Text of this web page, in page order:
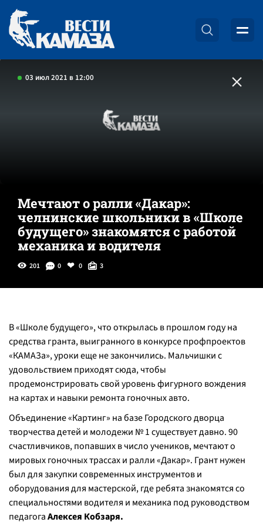
03 июл 2021 в 12:00
Мечтают о ралли «Дакар»:
челнинские школьники в «Школе
будущего» знакомятся с работой
механика и водителя
201 0 0 3
В «Школе будущего», что открылась в прошлом году на
средства гранта, выигранного в конкурсе профпроектов
«КАМАЗа», уроки еще не закончились. Мальчишки с
удовольствием приходят сюда, чтобы
продемонстрировать свой уровень фигурного вождения
на картах и навыки ремонта гоночных авто.
Объединение «Картинг» на базе Городского дворца
творчества детей и молодежи № 1 существует давно. 90
счастливчиков, попавших в число учеников, мечтают о
мировых гоночных трассах и ралли «Дакар». Грант нужен
был для закупки современных инструментов и
оборудования для мастерской, где ребята знакомятся со
специальностями водителя и механика под руководством
педагогаАлексея Кобзаря.